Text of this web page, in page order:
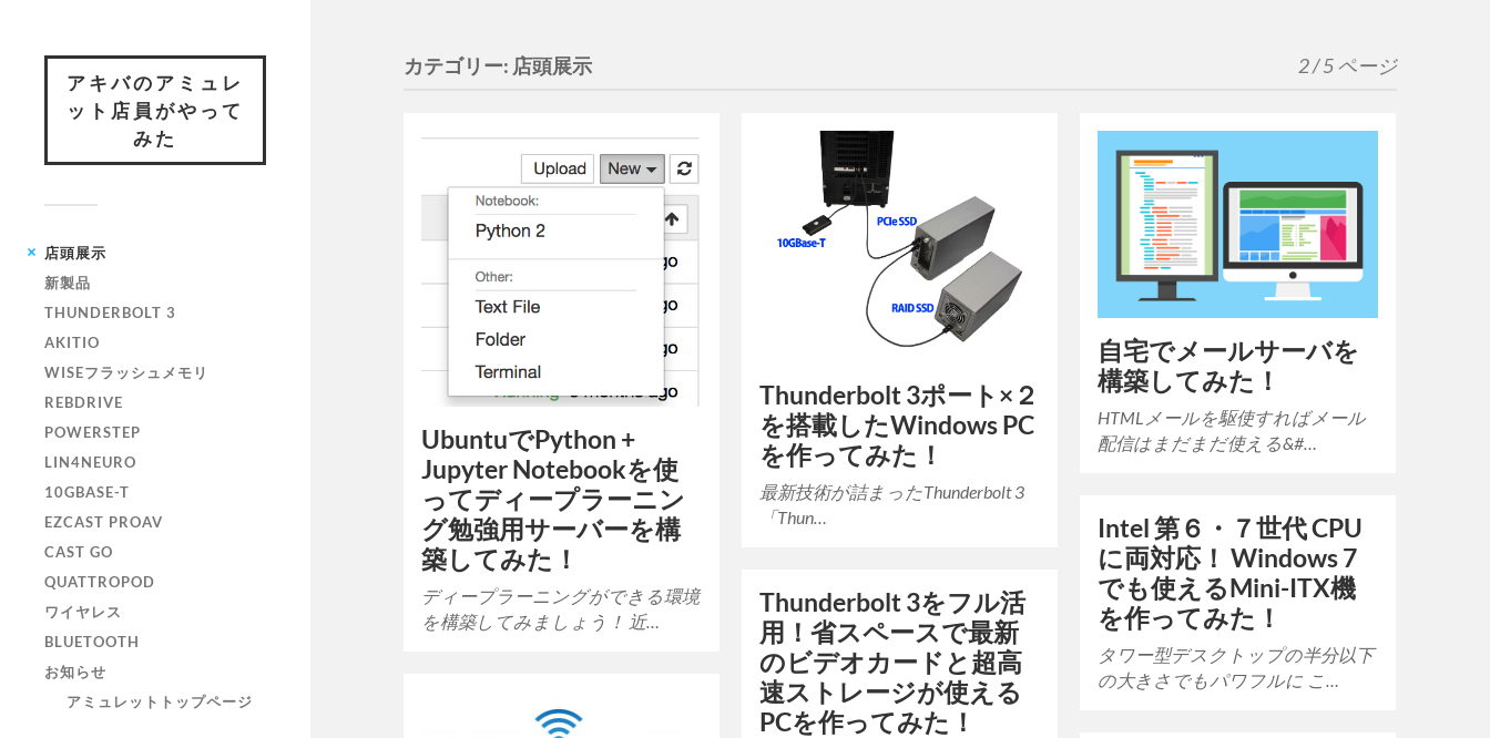
アキバのアミュレ
ット店員がやって
みた
店頭展示
新製品
THUNDERBOLT 3
AKITIO
WISEフラッシュメモリ
REBDRIVE
POWERSTEP
LIN4NEURO
10GBASE-T
EZCAST PROAV
CAST GO
QUATTROPOD
ワイヤレス
BLUETOOTH
お知らせ
アミュレットトップページ
カテゴリー: 店頭展示 2 / 5 ページ
UbuntuでPython +
Jupyter Notebookを使
ってディープラーニン
グ勉強用サーバーを構
築してみた！
ディープラーニングができる環境
を構築してみましょう！ 近…
Thunderbolt 3ポート×２
を搭載したWindows PC
を作ってみた！
最新技術が詰まったThunderbolt 3
「Thun…
自宅でメールサーバを
構築してみた！
HTMLメールを駆使すればメール
配信はまだまだ使える&#…
Intel 第６・７世代 CPU
に両対応！ Windows 7
でも使えるMini-ITX機
を作ってみた！
タワー型デスクトップの半分以下
の大きさでもパワフルに こ…
Thunderbolt 3をフル活
用！省スペースで最新
のビデオカードと超高
速ストレージが使える
PCを作ってみた！